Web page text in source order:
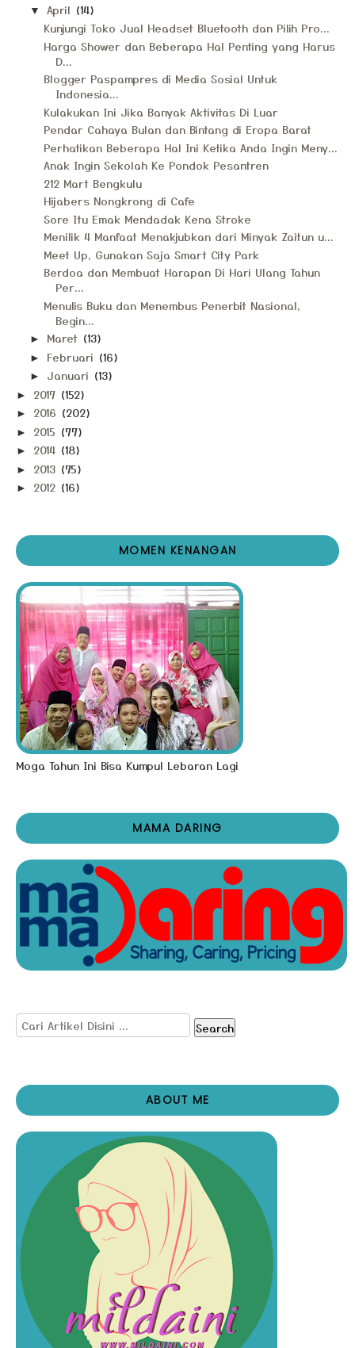
▼ April (14)
Kunjungi Toko Jual Headset Bluetooth dan Pilih Pro...
Harga Shower dan Beberapa Hal Penting yang Harus
D...
Blogger Paspampres di Media Sosial Untuk
Indonesia...
Kulakukan Ini Jika Banyak Aktivitas Di Luar
Pendar Cahaya Bulan dan Bintang di Eropa Barat
Perhatikan Beberapa Hal Ini Ketika Anda Ingin Meny...
Anak Ingin Sekolah Ke Pondok Pesantren
212 Mart Bengkulu
Hijabers Nongkrong di Cafe
Sore Itu Emak Mendadak Kena Stroke
Menilik 4 Manfaat Menakjubkan dari Minyak Zaitun u...
Meet Up, Gunakan Saja Smart City Park
Berdoa dan Membuat Harapan Di Hari Ulang Tahun
Per...
Menulis Buku dan Menembus Penerbit Nasional,
Begin...
► Maret (13)
► Februari (16)
► Januari (13)
► 2017 (152)
► 2016 (202)
► 2015 (77)
► 2014 (18)
► 2013 (75)
► 2012 (16)
MOMEN KENANGAN
Moga Tahun Ini Bisa Kumpul Lebaran Lagi
MAMA DARING
Search
ABOUT ME